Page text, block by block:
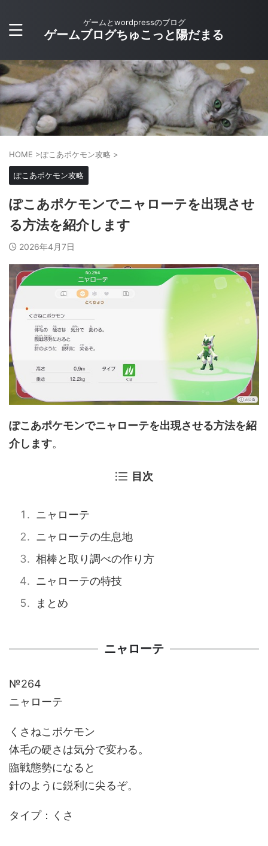
ゲームとwordpressのブログ
ゲームブログちゅこっと陽だまる
HOME >ぽこあポケモン攻略 >
ぽこあポケモン攻略
ぽこあポケモンでニャローテを出現させ
る方法を紹介します
2026年4月7日
ぽこあポケモンでニャローテを出現させる方法を紹
介します。
目次
ニャローテ
ニャローテの生息地
相棒と取り調べの作り方
ニャローテの特技
まとめ
ニャローテ
№264
ニャローテ
くさねこポケモン
体毛の硬さは気分で変わる。
臨戦態勢になると
針のように鋭利に尖るぞ。
タイプ：くさ